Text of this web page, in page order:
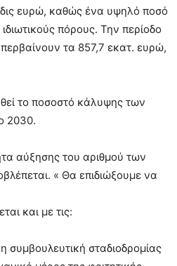
δις ευρώ, καθώς ένα υψηλό ποσό
πόρους. Την περίοδο
τα 857,7 εκατ. ευρώ,
το ποσοστό κάλυψης των
2030.
αύξησης του αριθμού των
« Θα επιδιώξουμε να
και με τις:
σταδιοδρομίας